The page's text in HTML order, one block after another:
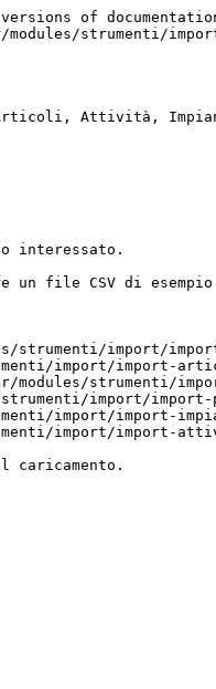
of
strumenti/
Articoli, Attività,
interessato.
un file CSV di
strumenti/import/
import/import-
strumenti/
import/import-
import/import-
import/import-